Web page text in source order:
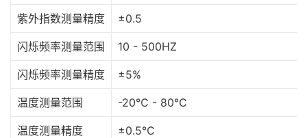
紫外指数测量精度 ±0.5
闪烁频率测量范围 10 - 500HZ
闪烁频率测量精度 ±5%
温度测量范围 -20℃ - 80℃
温度测量精度 ±0.5℃